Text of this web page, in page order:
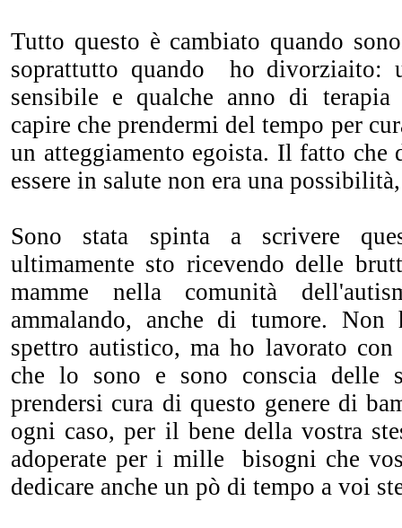
Tutto questo è cambiato quando
soprattutto quando ho divorziaito:
sensibile e qualche anno di
capire che prendermi del tempo per
un atteggiamento egoista. Il fatto che
essere in salute non era una
Sono stata spinta a scrivere
ultimamente sto ricevendo delle
mamme nella comunità
ammalando, anche di tumore.
spettro autistico, ma ho lavorato
che lo sono e sono conscia delle
prendersi cura di questo genere di
ogni caso, per il bene della vostra
adoperate per i mille bisogni che
dedicare anche un pò di tempo a voi